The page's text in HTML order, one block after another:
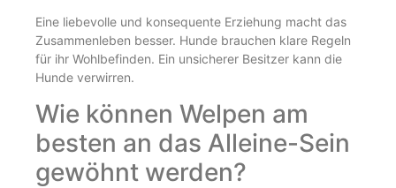
Eine liebevolle und konsequente Erziehung macht das
Zusammenleben besser. Hunde brauchen klare Regeln
für ihr Wohlbefinden. Ein unsicherer Besitzer kann die
Hunde verwirren.
Wie können Welpen am
besten an das Alleine-Sein
gewöhnt werden?